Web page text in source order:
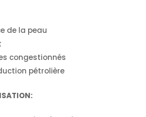
de la peau
congestionnés
pétrolière